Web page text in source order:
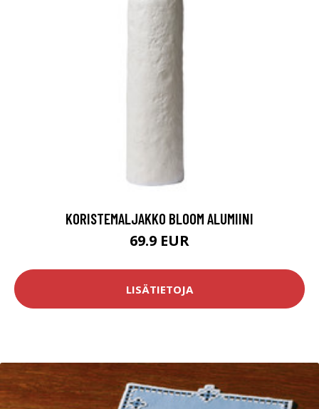
KORISTEMALJAKKO BLOOM ALUMIINI
69.9 EUR
LISÄTIETOJA